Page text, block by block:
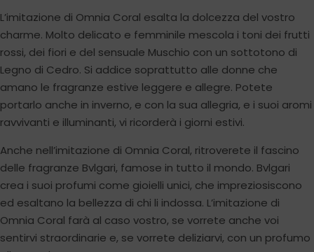
L’imitazione di Omnia Coral esalta la dolcezza del vostro
charme. Molto delicato e femminile mescola i toni dei frutti
rossi, dei fiori e del sensuale Muschio con un sottotono di
Legno di Cedro. Si addice soprattutto alle donne che
amano le fragranze estive leggere e allegre. Potete
portarlo anche in inverno, e con la sua allegria, e i suoi aromi
ravvivanti e illuminanti, vi ricorderà i giorni estivi.
Anche nell’imitazione di Omnia Coral, ritroverete il fascino
delle fragranze Bvlgari, famose in tutto il mondo. Bvlgari
crea i suoi profumi come gioielli unici, che impreziosiscono
ed esaltano la bellezza di chi li indossa. L’imitazione di
Omnia Coral farà al caso vostro, se vorrete anche voi
sentirvi straordinarie e, se vorrete deliziarvi, con un profumo